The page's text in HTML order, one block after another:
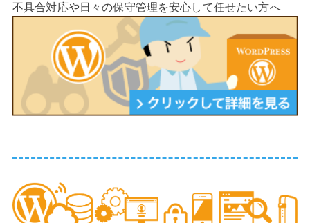
不具合対応や日々の保守管理を安心して任せたい方へ